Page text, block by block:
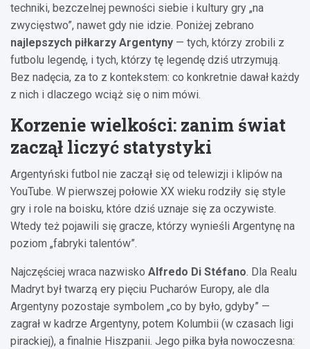
techniki, bezczelnej pewności siebie i kultury gry „na
zwycięstwo”, nawet gdy nie idzie. Poniżej zebrano
najlepszych piłkarzy Argentyny — tych, którzy zrobili z
futbolu legendę, i tych, którzy tę legendę dziś utrzymują.
Bez nadęcia, za to z kontekstem: co konkretnie dawał każdy
z nich i dlaczego wciąż się o nim mówi.
Korzenie wielkości: zanim świat
zaczął liczyć statystyki
Argentyński futbol nie zaczął się od telewizji i klipów na
YouTube. W pierwszej połowie XX wieku rodziły się style
gry i role na boisku, które dziś uznaje się za oczywiste.
Wtedy też pojawili się gracze, którzy wynieśli Argentynę na
poziom „fabryki talentów”.
Najczęściej wraca nazwisko Alfredo Di Stéfano. Dla Realu
Madryt był twarzą ery pięciu Pucharów Europy, ale dla
Argentyny pozostaje symbolem „co by było, gdyby” —
zagrał w kadrze Argentyny, potem Kolumbii (w czasach ligi
pirackiej), a finalnie Hiszpanii. Jego piłka była nowoczesna: